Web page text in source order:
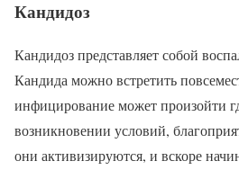
Кандидоз
Кандидоз представляет собой
Кандида можно встретить
инфицирование может произойти
возникновении условий,
они активизируются, и вскоре